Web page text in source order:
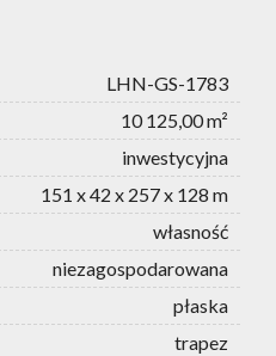
LHN-GS-1783
10 125,00 m²
inwestycyjna
151 x 42 x 257 x 128 m
własność
niezagospodarowana
płaska
trapez